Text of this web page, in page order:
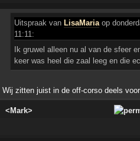
Uitspraak vanLisaMaria op
11:11:
Ik gruwel alleen nu al van de sfeer
keer was heel die zaal leeg en die
Wij zitten juist in de off-corso deels
<Mark>